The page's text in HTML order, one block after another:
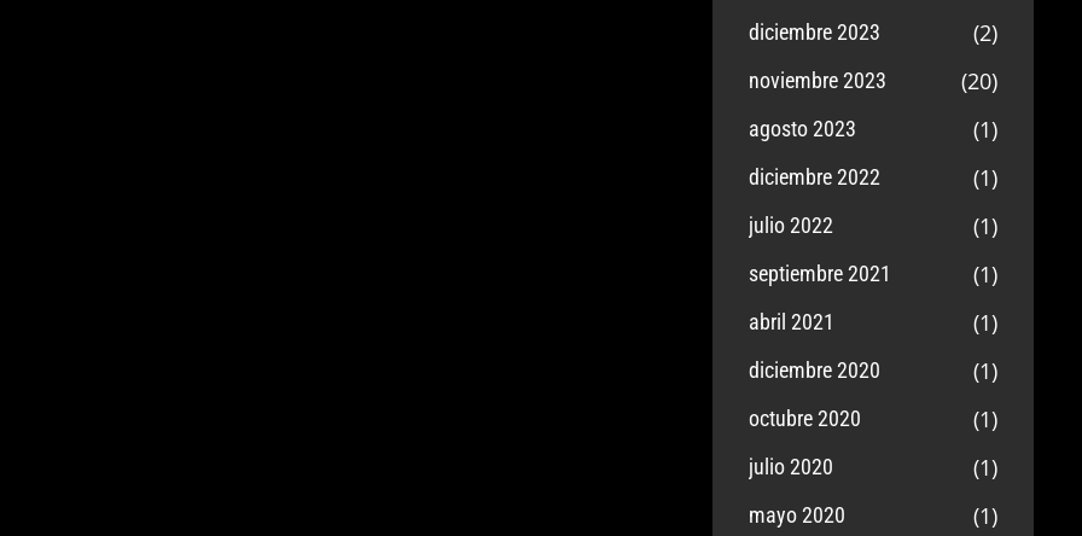
diciembre 2023 (2)
noviembre 2023 (20)
agosto 2023 (1)
diciembre 2022 (1)
julio 2022 (1)
septiembre 2021 (1)
abril 2021 (1)
diciembre 2020 (1)
octubre 2020 (1)
julio 2020 (1)
mayo 2020 (1)